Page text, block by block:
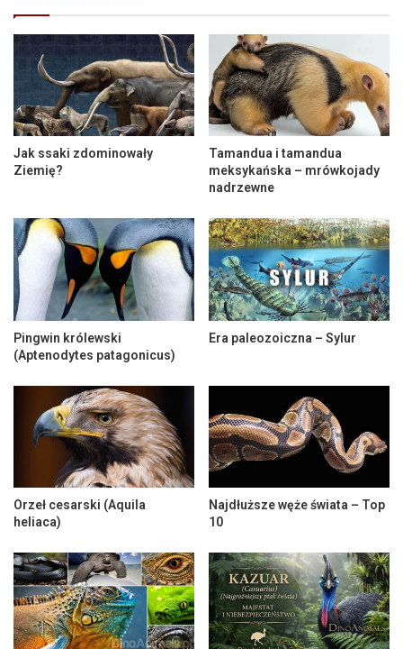
Jak ssaki zdominowały
Ziemię?
Tamandua i tamandua
meksykańska – mrówkojady
nadrzewne
Pingwin królewski
(Aptenodytes patagonicus)
Era paleozoiczna – Sylur
Orzeł cesarski (Aquila
heliaca)
Najdłuższe węże świata – Top
10